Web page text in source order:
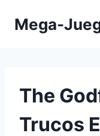
Mega-
The
Trucos